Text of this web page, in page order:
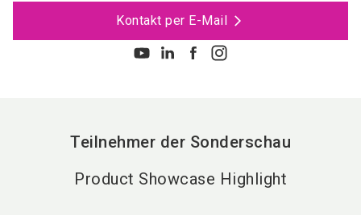
Kontakt per E-Mail
Teilnehmer der Sonderschau
Product Showcase Highlight